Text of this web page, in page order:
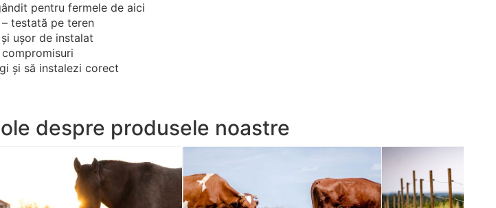
pentru fermele de aici
testată pe teren
ușor de instalat
și să instalezi corect
despre produsele noastre